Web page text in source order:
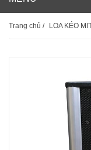
Trang chủ / LOA KÉO